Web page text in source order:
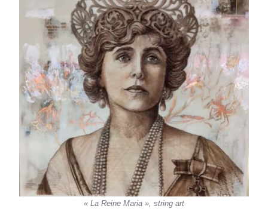
« La Reine Maria », string art